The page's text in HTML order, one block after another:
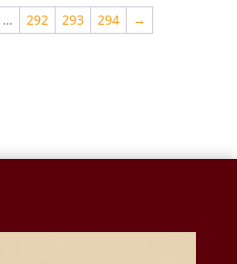
… 292 293 294 →